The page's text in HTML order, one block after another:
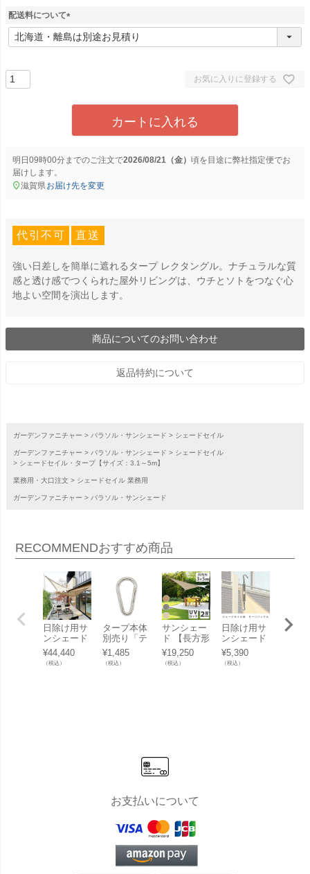
配送料について
(
必
お気に入りに登録する
カートに入れる
明日 09時00分までのご注文で2026/08/21（金） に弊社指定便でお
届けします。
滋賀県お届け先を変更
代引不可 直送
強い日差しを簡単に遮れるタープ レクタングル。ナチュラルな質
感と透け感でつくられた屋外リビングは、ウチとソトをつなぐ心
地よい空間を演出します。
商品についてのお問い合わせ
返品特約について
ガーデンファニチャー パラソル・サンシェード シェードセイル
ガーデンファニチャー パラソル・サンシェード
シェードセイル
シェードセイル・タープ【サイズ：3.1～5m】
業務用・大口注文 シェードセイル 業務用
ガーデンファニチャー パラソル・サンシェード
RECOMMENDおすすめ商品
日除け用サ
ンシェード
「テンデ（t
ende） タ
ープ トライ
¥44,440
（税込）
タープ本体
別売り「テ
ンデ（tend
e） ナス型
カラビナ
¥1,485
（税込）
サンシェー
ド 【長方形
3×5m】
「ネスリン
グ（NESLI
¥19,250
（税込）
日除け用サ
ンシェード
取付金具
「シェード
セイル オプ
¥5,390
（税込）
ター
お支払いについて